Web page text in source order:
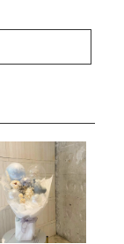
ルーン
店・滋賀 配送